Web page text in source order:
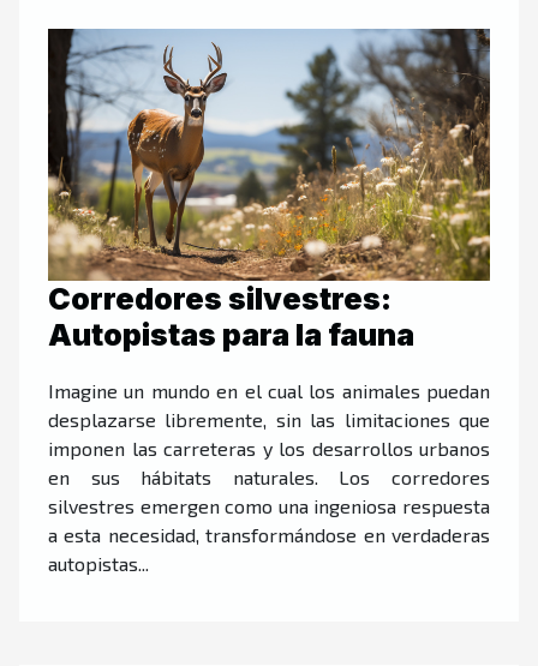
Corredores silvestres:
Autopistas para la fauna
Imagine un mundo en el cual los animales puedan
desplazarse libremente, sin las limitaciones que
imponen las carreteras y los desarrollos urbanos
en sus hábitats naturales. Los corredores
silvestres emergen como una ingeniosa respuesta
a esta necesidad, transformándose en verdaderas
autopistas...